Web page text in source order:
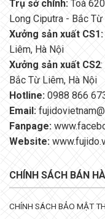
Trụ sở chính: Toà
Long Ciputra - Bắc
Xưởng sản xuất CS1:
Liêm, Hà Nội
Xưởng sản xuất CS2
Bắc Từ Liêm, Hà Nội
Hotline:0988 866
Email:
Fanpage:
Website:
CHÍNH SÁCH BÁN
CHÍNH SÁCH BẢO MẬT